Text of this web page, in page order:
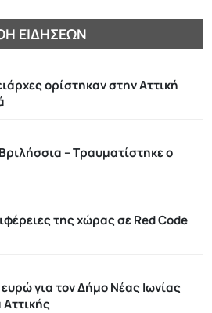
ΕΙΔΉΣΕΩΝ
ορίστηκαν στην Αττική
– Τραυματίστηκε ο
της χώρας σε Red Code
για τον Δήμο Νέας Ιωνίας
Αττικής